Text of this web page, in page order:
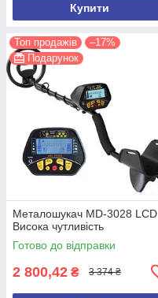
Купити
Топ продажів
–17%
Подарунок
Металошукач MD-3028 LCD
Висока чутливість
Готово до відправки
2 800,42 ₴ 3 374 ₴